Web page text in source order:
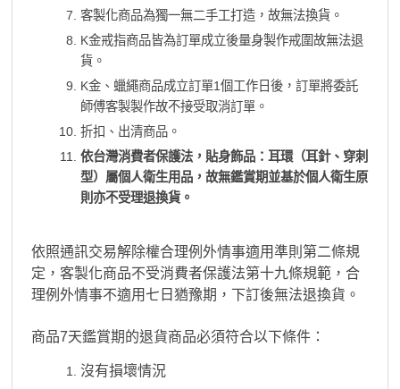
客製化商品為獨一無二手工打造，故無法換貨。
K金戒指商品皆為訂單成立後量身製作戒圍故無法退
貨。
K金、蠟繩商品成立訂單1個工作日後，訂單將委託
師傅客製製作故不接受取消訂單。
折扣、出清商品。
依台灣消費者保護法，貼身飾品：耳環（耳針、穿刺
型）屬個人衛生用品，故無鑑賞期並基於個人衛生原
則亦不受理退換貨。
依照通訊交易解除權合理例外情事適用準則第二條規
定，客製化商品不受消費者保護法第十九條規範，合
理例外情事不適用七日猶豫期，下訂後無法退換貨。
商品7天鑑賞期的退貨商品必須符合以下條件：
沒有損壞情況